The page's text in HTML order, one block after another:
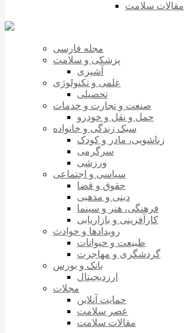
مقالات سلامت
مجله فارسی
پزشکی و سلامت
آشپزی
علمی و تکنولوژی
تحصیلی
صنعت و تجارت و خدمات
حمل و نقل و خودرو
سبک زندگی و خانواده
زناشویی، مادر و کودک
سرگرمی
ورزشی
سیاسی و اجتماعی
حقوق و قضا
دینی و مذهبی
فرهنگی، هنر و سینما
کارآفرینی و بازاریابی
رویدادها و حوادث
طبیعت و حیوانات
گردشگری و مهاجرت
بانک و بورس
ارزدیجیتال
مجلات
حمایت آنلاین
عصر سلامت
مقالات سلامت